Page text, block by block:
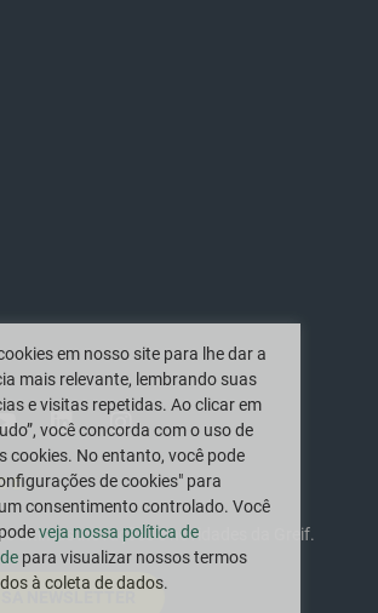
últimas inovações e novidades da Greif.
NEWSLETTER
em nosso site para lhe dar a
mais relevante, lembrando suas
e visitas repetidas. Ao clicar em
você concorda com o uso de
cookies. No entanto, você pode
de cookies" para
consentimento controlado. Você
veja nossa política de
para visualizar nossos termos
à coleta de dados.